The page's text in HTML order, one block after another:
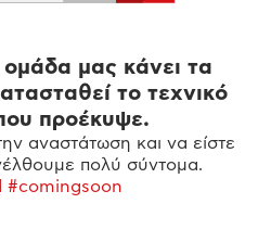
μας κάνει τα
το τεχνικό
προέκυψε.
αναστάτωση και να είστε
πολύ σύντομα.
#comingsoon